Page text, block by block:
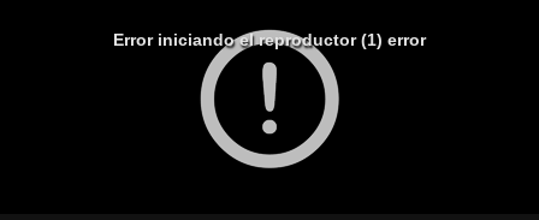
Error iniciando el reproductor (1) error